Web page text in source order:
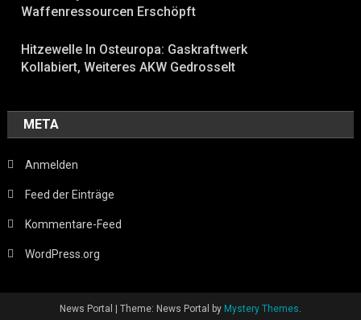
Waffenressourcen Erschöpft
Hitzewelle In Osteuropa: Gaskraftwerk
Kollabiert, Weiteres AKW Gedrosselt
META
Anmelden
Feed der Einträge
Kommentare-Feed
WordPress.org
News Portal | Theme: News Portal by Mystery Themes